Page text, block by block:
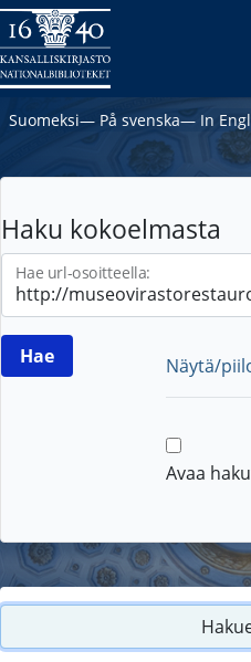
Suomeksi― På svenska― In
Haku kokoelmasta
Hae url-osoitteella:
Näytä/
Avaa